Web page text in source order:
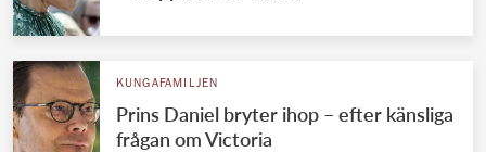
KUNGAFAMILJEN
Prins Daniel bryter ihop – efter känsliga
frågan om Victoria